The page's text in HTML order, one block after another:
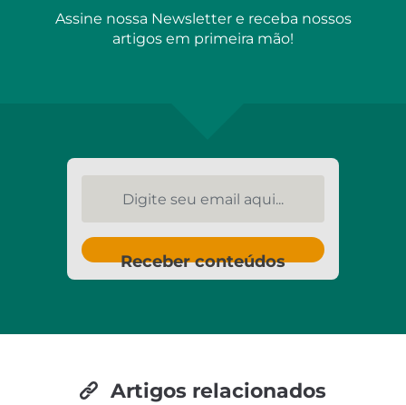
Assine nossa Newsletter e receba nossos
artigos em primeira mão!
Receber conteúdos
Artigos relacionados